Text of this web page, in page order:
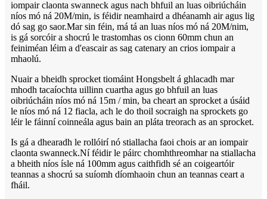
iompair claonta swanneck agus nach bhfuil an luas oibriúcháin
níos mó ná 20M/min, is féidir neamhaird a dhéanamh air agus lig
dó sag go saor.Mar sin féin, má tá an luas níos mó ná 20M/nim,
is gá sorcóir a shocrú le trastomhas os cionn 60mm chun an
feiniméan léim a d'eascair as sag catenary an crios iompair a
mhaolú.
Nuair a bheidh sprocket tiomáint Hongsbelt á ghlacadh mar
mhodh tacaíochta uillinn cuartha agus go bhfuil an luas
oibriúcháin níos mó ná 15m / min, ba cheart an sprocket a úsáid
le níos mó ná 12 fiacla, ach le do thoil socraigh na sprockets go
léir le fáinní coinneála agus bain an pláta treorach as an sprocket.
Is gá a dhearadh le rollóirí nó stiallacha faoi chois ar an iompair
claonta swanneck.Ní féidir le páirc chomhthreomhar na stiallacha
a bheith níos ísle ná 100mm agus caithfidh sé an coigeartóir
teannas a shocrú sa suíomh díomhaoin chun an teannas ceart a
fháil.